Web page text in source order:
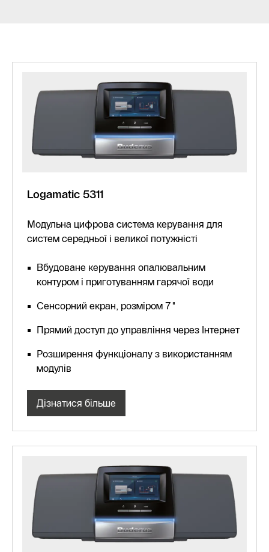
Logamatic 5311
Модульна цифрова система керування для
систем середньої і великої потужністі
Вбудоване керування опалювальним
контуром і приготуванням гарячої води
Сенсорний екран, розміром 7"
Прямий доступ до управління через Інтернет
Розширення функціоналу з використанням
модулів
Дізнатися більше